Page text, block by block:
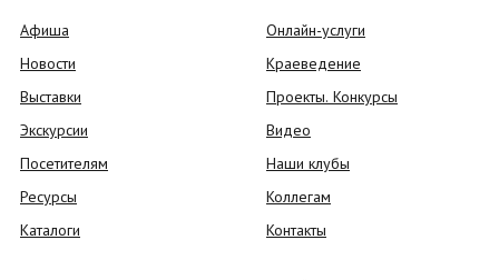
Афиша
Новости
Выставки
Экскурсии
Посетителям
Ресурсы
Каталоги
Онлайн-услуги
Краеведение
Проекты. Конкурсы
Видео
Наши клубы
Коллегам
Контакты